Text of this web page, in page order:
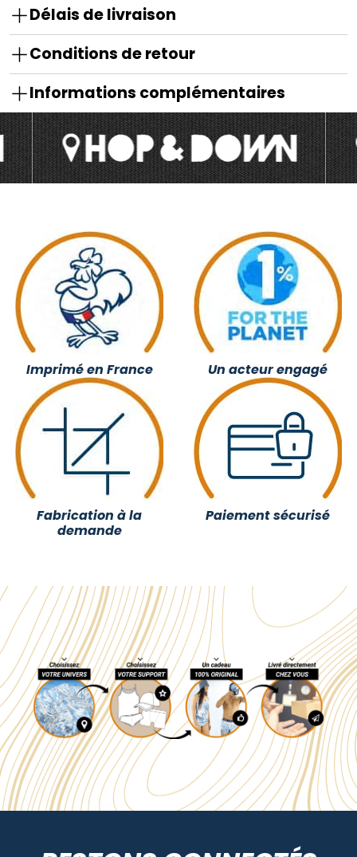
Délais de livraison
Conditions de retour
Informations complémentaires
Imprimé en France Un acteur engagé
Fabrication à la
demande
Paiement sécurisé